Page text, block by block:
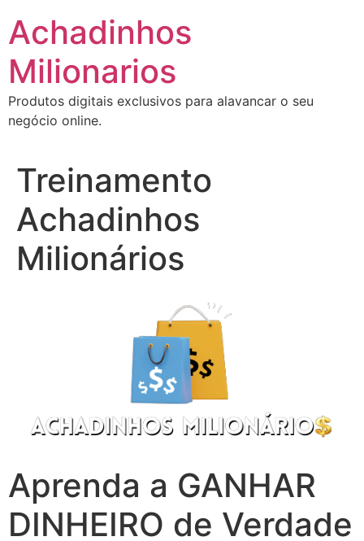
para
conteúdo
Achadinhos
Milionarios
Produtos digitais exclusivos para alavancar o seu
negócio online.
Treinamento
Achadinhos
Milionários
Aprenda a GANHAR
DINHEIRO de Verdade